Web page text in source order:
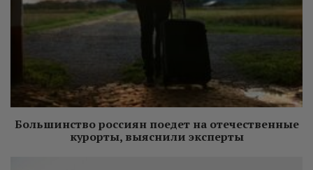
Большинство россиян поедет на отечественные
курорты, выяснили эксперты